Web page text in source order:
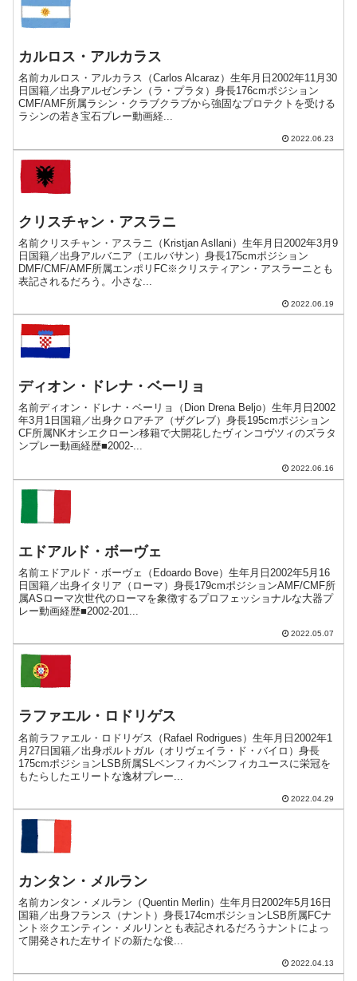
カルロス・アルカラス
名前カルロス・アルカラス（Carlos Alcaraz）生年月日2002年11月30
日国籍／出身アルゼンチン（ラ・プラタ）身長176cmポジション
CMF/AMF所属ラシン・クラブクラブから強固なプロテクトを受ける
ラシンの若き宝石プレー動画経...
2022.06.23
クリスチャン・アスラニ
名前クリスチャン・アスラニ（Kristjan Asllani）生年月日2002年3月9
日国籍／出身アルバニア（エルバサン）身長175cmポジション
DMF/CMF/AMF所属エンポリFC※クリスティアン・アスラーニとも
表記されるだろう。小さな...
2022.06.19
ディオン・ドレナ・ベーリョ
名前ディオン・ドレナ・ベーリョ（Dion Drena Beljo）生年月日2002
年3月1日国籍／出身クロアチア（ザグレブ）身長195cmポジション
CF所属NKオシエクローン移籍で大開花したヴィンコヴツィのズラタ
ンプレー動画経歴■2002-...
2022.06.16
エドアルド・ボーヴェ
名前エドアルド・ボーヴェ（Edoardo Bove）生年月日2002年5月16
日国籍／出身イタリア（ローマ）身長179cmポジションAMF/CMF所
属ASローマ次世代のローマを象徴するプロフェッショナルな大器プ
レー動画経歴■2002-201...
2022.05.07
ラファエル・ロドリゲス
名前ラファエル・ロドリゲス（Rafael Rodrigues）生年月日2002年1
月27日国籍／出身ポルトガル（オリヴェイラ・ド・バイロ）身長
175cmポジションLSB所属SLベンフィカベンフィカユースに栄冠を
もたらしたエリートな逸材プレー...
2022.04.29
カンタン・メルラン
名前カンタン・メルラン（Quentin Merlin）生年月日2002年5月16日
国籍／出身フランス（ナント）身長174cmポジションLSB所属FCナ
ント※クエンティン・メルリンとも表記されるだろうナントによっ
て開発された左サイドの新たな俊...
2022.04.13